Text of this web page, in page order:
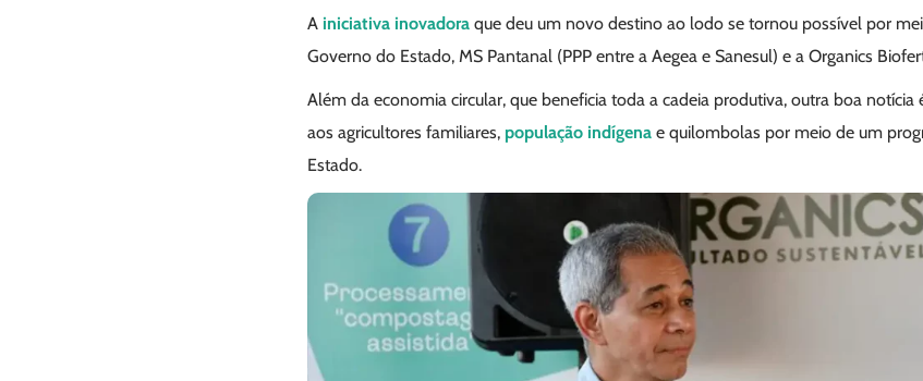
A iniciativa inovadora que deu um novo destino ao lodo se tornou possível por
Governo do Estado, MS Pantanal (PPP entre a Aegea e Sanesul) e a Organics
Além da economia circular, que beneficia toda a cadeia produtiva, outra boa
aos agricultores familiares, população indígena e quilombolas por meio de um
Estado.